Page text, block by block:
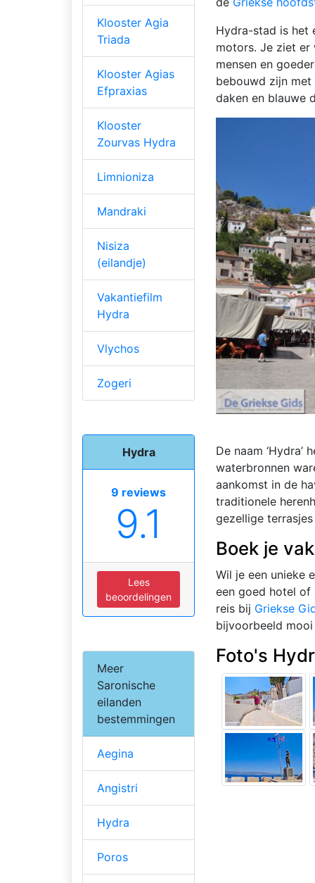
Hydra-stad is het
motors. Je ziet er
mensen en
bebouwd zijn met
daken en blauwe
De naam
waterbronnen
aankomst in de
traditionele
gezellige
Boek je
Wil je een unieke
een goed hotel
reis bij Griekse
bijvoorbeeld
Foto's
Klooster Agia
Triada
Klooster Agias
Efpraxias
Klooster
Zourvas Hydra
Limnioniza
Mandraki
Nisiza
(eilandje)
Vakantiefilm
Hydra
Vlychos
Zogeri
Hydra
9 reviews
9.1
Lees
beoordelingen
Meer
Saronische
eilanden
bestemmingen
Aegina
Angistri
Hydra
Poros